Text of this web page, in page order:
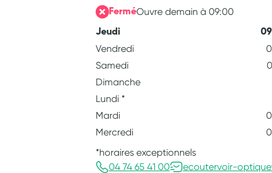
FerméOuvre demain à 09:00
Jeudi
Vendredi
Samedi
Dimanche
Lundi *
Mardi
Mercredi
*horaires exceptionnels
04 74 65 41 00
ecoutervoir-